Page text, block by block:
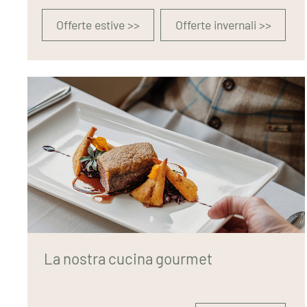
Offerte estive >> Offerte invernali >>
La nostra cucina gourmet